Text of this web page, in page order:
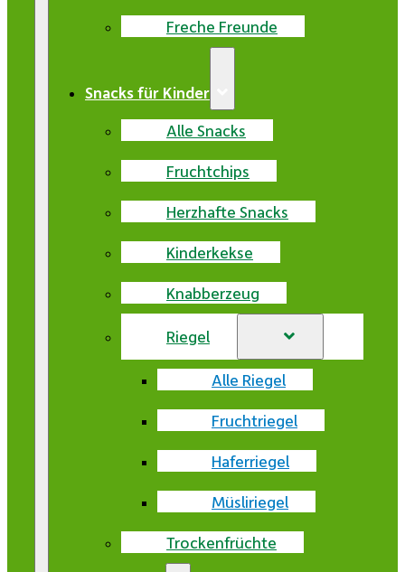
Freche Freunde
Snacks für Kinder
Alle Snacks
Fruchtchips
Herzhafte Snacks
Kinderkekse
Knabberzeug
Riegel
Alle Riegel
Fruchtriegel
Haferriegel
Müsliriegel
Trockenfrüchte